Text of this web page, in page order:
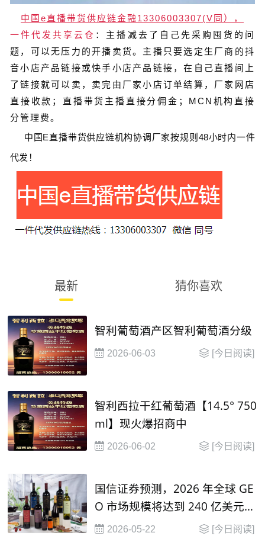
中国e直播带货供应链金融13306003307(V同），
一件代发共享云仓 ：主播减去了自己先采购囤货的问
题，可以无压力的开播卖货。主播只要选定生厂商的抖
音小店产品链接或快手小店产品链接，在自己直播间上
了链接就可以卖，卖完由厂家小店订单结算，厂家网店
直接收款；直播带货主播直接分佣金；MCN机构直接
分管理费。
中国E直播带货供应链机构协调厂家按规则 48小时内一件
代发！
最新 猜你喜欢
智利葡萄酒产区智利葡萄酒分级
2026-06-03 [今日阅读]
智利西拉干红葡萄酒【14.5° 750
ml】现火爆招商中
2026-06-02 [今日阅读]
国信证券预测，2026 年全球 GE
O 市场规模将达到 240 亿美元，
并在2030年有望达到 1000 亿美
2026-05-22 [今日阅读]